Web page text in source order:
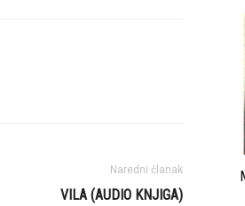
Naredni članak
VILA (AUDIO KNJIGA)